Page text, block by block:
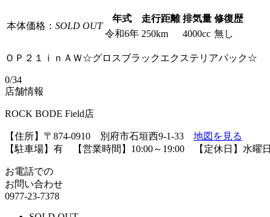
本体価格： SOLD OUT
年式 走行距離 排気量 修復歴
令和6年 250km 4000cc 無し
ＯＰ２１ｉｎＡＷ☆グロスブラックエクステリアパック☆
0/34
店舗情報
ROCK BODE Field店
【住所】〒874-0910 別府市石垣西9-1-33 地図を見る
【駐車場】有 【営業時間】10:00～19:00 【定休日】水曜日
お電話での
お問い合わせ
0977-23-7378